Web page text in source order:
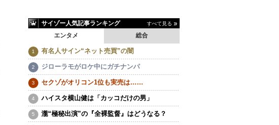
サイゾー人気記事ランキング すべて見る
エンタメ 総合
有名人サイン“ネット売買”の闇
ジローラモがロケ中にガチナンパ
セクゾがオリコン1位も実売は……
ハイスタ横山健は「カッコだけの男」
瀧“極秘出演”の『全裸監督』はどうなる？